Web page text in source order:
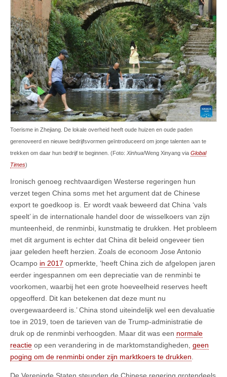
Toerisme in Zhejiang. De lokale overheid heeft oude huizen en oude paden
gerenoveerd en nieuwe bedrijfsvormen geïntroduceerd om jonge talenten aan te
trekken om daar hun bedrijf te beginnen. (Foto: Xinhua/Weng Xinyang via Global
Times)
Ironisch genoeg rechtvaardigen Westerse regeringen hun
verzet tegen China soms met het argument dat de Chinese
export te goedkoop is. Er wordt vaak beweerd dat China ‘vals
speelt’ in de internationale handel door de wisselkoers van zijn
munteenheid, de renminbi, kunstmatig te drukken. Het probleem
met dit argument is echter dat China dit beleid ongeveer tien
jaar geleden heeft herzien. Zoals de econoom Jose Antonio
Ocampo in 2017 opmerkte, ‘heeft China zich de afgelopen jaren
eerder ingespannen om een depreciatie van de renminbi te
voorkomen, waarbij het een grote hoeveelheid reserves heeft
opgeofferd. Dit kan betekenen dat deze munt nu
overgewaardeerd is.’ China stond uiteindelijk wel een devaluatie
toe in 2019, toen de tarieven van de Trump-administratie de
druk op de renminbi verhoogden. Maar dit was een normale
reactie op een verandering in de marktomstandigheden, geen
poging om de renminbi onder zijn marktkoers te drukken